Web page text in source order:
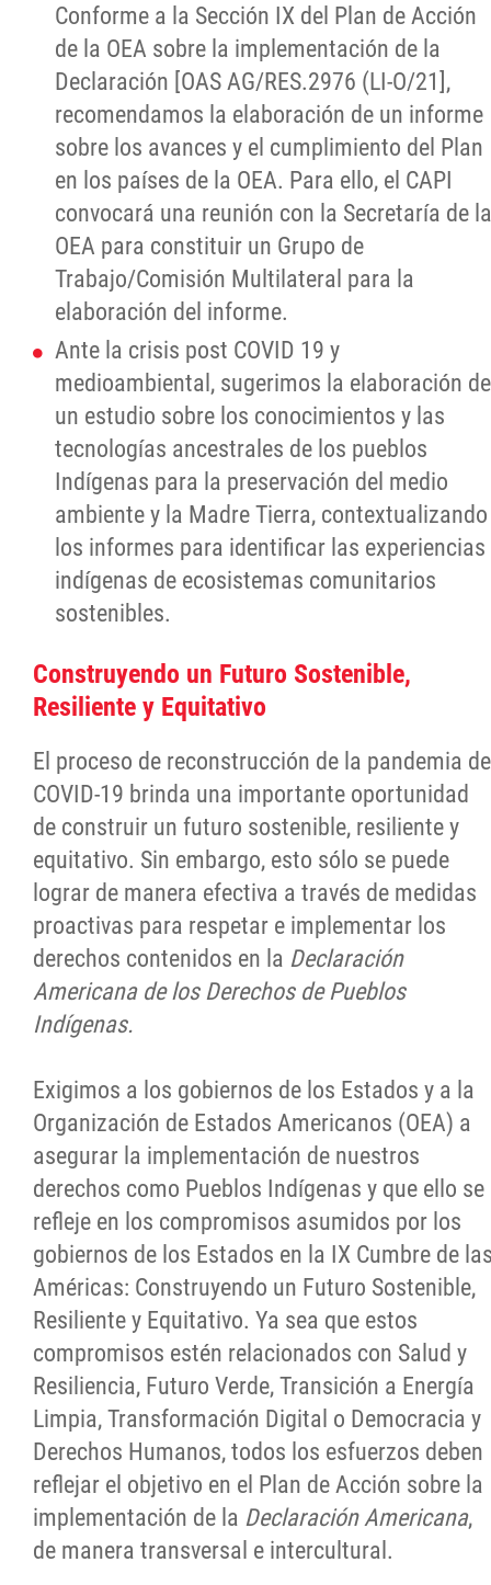
Conforme a la Sección IX del Plan de Acción
de la OEA sobre la implementación de la
Declaración [OAS AG/RES.2976 (LI-O/21],
recomendamos la elaboración de un informe
sobre los avances y el cumplimiento del Plan
en los países de la OEA. Para ello, el CAPI
convocará una reunión con la Secretaría de la
OEA para constituir un Grupo de
Trabajo/Comisión Multilateral para la
elaboración del informe.
Ante la crisis post COVID 19 y
medioambiental, sugerimos la elaboración de
un estudio sobre los conocimientos y las
tecnologías ancestrales de los pueblos
Indígenas para la preservación del medio
ambiente y la Madre Tierra, contextualizando
los informes para identificar las experiencias
indígenas de ecosistemas comunitarios
sostenibles.
Construyendo un Futuro Sostenible,
Resiliente y Equitativo
El proceso de reconstrucción de la pandemia de
COVID-19 brinda una importante oportunidad
de construir un futuro sostenible, resiliente y
equitativo. Sin embargo, esto sólo se puede
lograr de manera efectiva a través de medidas
proactivas para respetar e implementar los
derechos contenidos en la Declaración
Americana de los Derechos de Pueblos
Indígenas.
Exigimos a los gobiernos de los Estados y a la
Organización de Estados Americanos (OEA) a
asegurar la implementación de nuestros
derechos como Pueblos Indígenas y que ello se
refleje en los compromisos asumidos por los
gobiernos de los Estados en la IX Cumbre de
Américas: Construyendo un Futuro Sostenible,
Resiliente y Equitativo. Ya sea que estos
compromisos estén relacionados con Salud y
Resiliencia, Futuro Verde, Transición a Energía
Limpia, Transformación Digital o Democracia y
Derechos Humanos, todos los esfuerzos deben
reflejar el objetivo en el Plan de Acción sobre la
implementación de la Declaración Americana,
de manera transversal e intercultural.